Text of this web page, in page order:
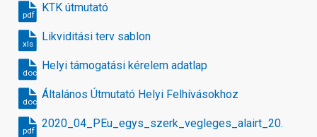
KTK útmutató
pdf
Likviditási terv sablon
xls
Helyi támogatási kérelem adatlap
docx
Általános Útmutató Helyi Felhívásokhoz
docx
2020_04_PEu_egys_szerk_vegleges_alairt_20.12.
pdf